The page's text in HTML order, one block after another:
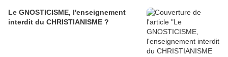
Le GNOSTICISME, l'enseignement
interdit du CHRISTIANISME ?